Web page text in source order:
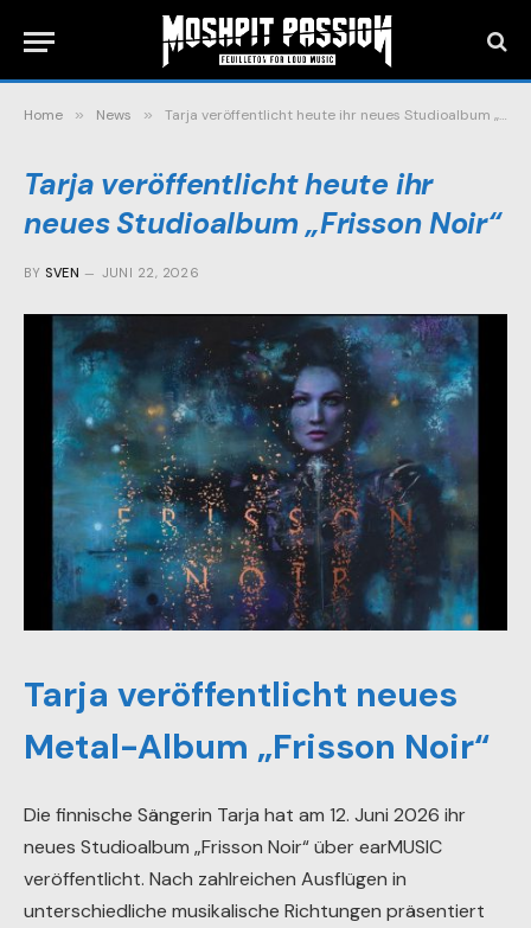
Home » News » Tarja veröffentlicht heute ihr neues Studioalbum „Frisson Noir“
Tarja veröffentlicht heute ihr
neues Studioalbum „Frisson Noir“
BY SVEN JUNI 22, 2026
Tarja veröffentlicht neues
Metal-Album „Frisson Noir“
Die finnische Sängerin Tarja hat am 12. Juni 2026 ihr
neues Studioalbum „Frisson Noir“ über earMUSIC
veröffentlicht. Nach zahlreichen Ausflügen in
unterschiedliche musikalische Richtungen präsentiert